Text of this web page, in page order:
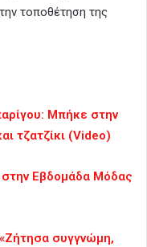
τοποθέτηση της
Μπήκε στην
τζατζίκι (Video)
Εβδομάδα Μόδας
συγγνώμη,